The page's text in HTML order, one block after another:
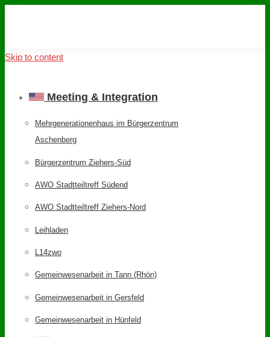
Skip to content
Meeting & Integration
Mehrgenerationenhaus im Bürgerzentrum
Aschenberg
Bürgerzentrum Ziehers-Süd
AWO Stadtteiltreff Südend
AWO Stadtteiltreff Ziehers-Nord
Leihladen
L14zwo
Gemeinwesenarbeit in Tann (Rhön)
Gemeinwesenarbeit in Gersfeld
Gemeinwesenarbeit in Hünfeld